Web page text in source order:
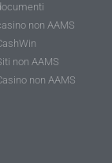
non AAMS
non AAMS
non AAMS